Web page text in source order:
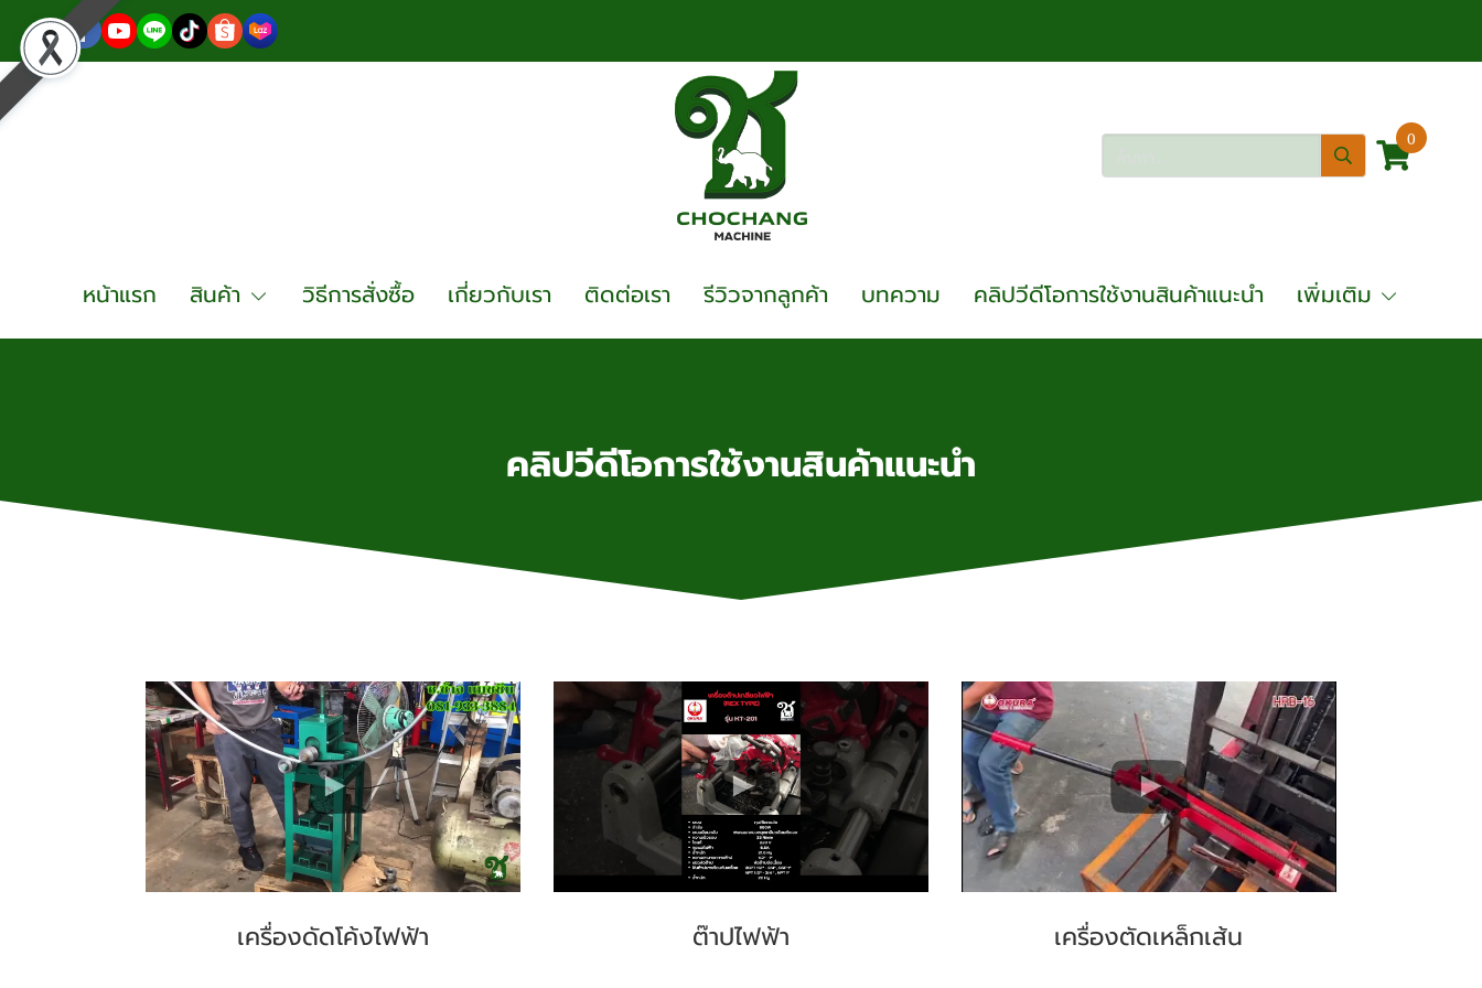
0
หน้าแรก สินค้า วิธีการสั่งซื้อ เกี่ยวกับเรา ติดต่อเรา รีวิวจากลูกค้า บทความ คลิปวีดีโอการใช้งานสินค้าแนะนำ เพิ่มเติม
คลิปวีดีโอการใช้งานสินค้าแนะนำ
เครื่องดัดโค้งไฟฟ้า ต๊าปไฟฟ้า เครื่องตัดเหล็กเส้น